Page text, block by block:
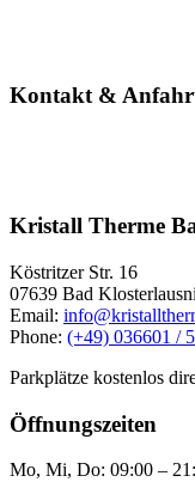
11
– sie
Kontakt &
Kristall Therme
Köstritzer Str. 16
07639 Bad
Email:
Phone: (+49) 036601 /
Parkplätze kostenlos
Öffnungszeiten
Mo, Mi, Do: 09:00 –